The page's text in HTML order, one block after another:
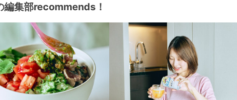
編集部recommends！